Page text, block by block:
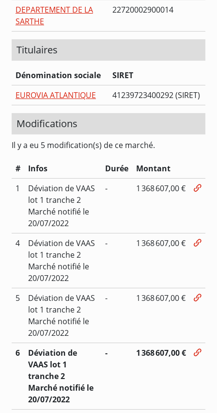
DEPARTEMENT DE LA
SARTHE
22720002900014
Titulaires
Dénomination sociale
SIRET
EUROVIA ATLANTIQUE
41239723400292 (SIRET)
Modifications
Il y a eu 5 modification(s) de ce marché.
# Infos Durée
Montant
1
Déviation de VAAS
lot 1 tranche 2
Marché notifié le
20/07/2022
- 1 368 607,00 €
4
Déviation de VAAS
lot 1 tranche 2
Marché notifié le
20/07/2022
- 1 368 607,00 €
5
Déviation de VAAS
lot 1 tranche 2
Marché notifié le
20/07/2022
- 1 368 607,00 €
6
Déviation de
VAAS lot 1
tranche 2
Marché notifié le
20/07/2022
- 1 368 607,00 €